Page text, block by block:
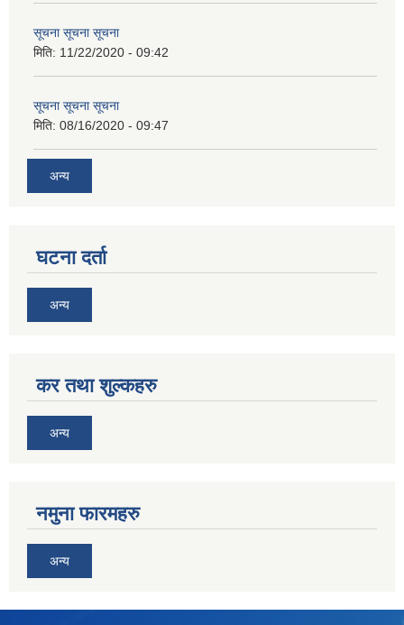
सूचना सूचना सूचना
मिति: 11/22/2020 - 09:42
सूचना सूचना सूचना
मिति: 08/16/2020 - 09:47
अन्य
घटना दर्ता
अन्य
कर तथा शुल्कहरु
अन्य
नमुना फारमहरु
अन्य